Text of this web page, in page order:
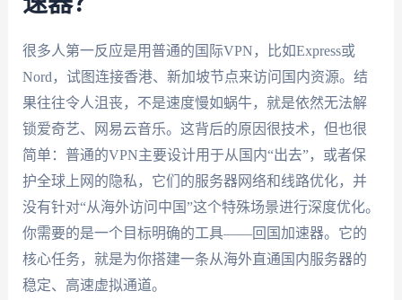
很多人第一反应是用普通的国际VPN，比如Express或
Nord，试图连接香港、新加坡节点来访问国内资源。结
果往往令人沮丧，不是速度慢如蜗牛，就是依然无法解
锁爱奇艺、网易云音乐。这背后的原因很技术，但也很
简单：普通的VPN主要设计用于从国内“出去”，或者保
护全球上网的隐私，它们的服务器网络和线路优化，并
没有针对“从海外访问中国”这个特殊场景进行深度优化。
你需要的是一个目标明确的工具——回国加速器。它的
核心任务，就是为你搭建一条从海外直通国内服务器的
稳定、高速虚拟通道。